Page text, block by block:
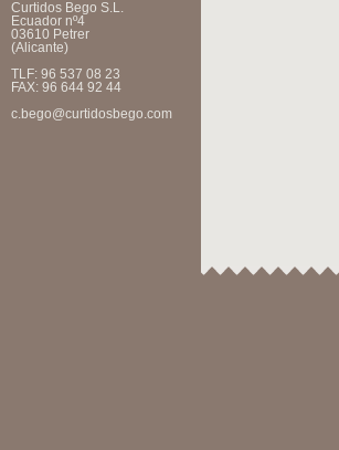
Curtidos Bego S.L.
Ecuador nº4
03610 Petrer
(Alicante)
TLF: 96 537 08 23
FAX: 96 644 92 44
c.bego@curtidosbego.com